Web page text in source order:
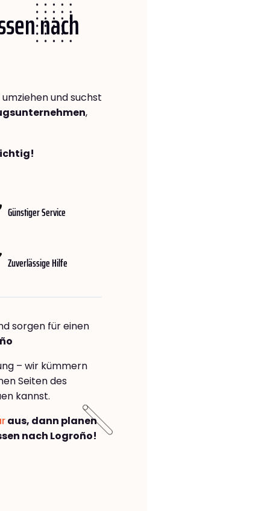
nach
umziehen und suchst
,
Günstiger Service
Zuverlässige Hilfe
sorgen für einen
– wir kümmern
Seiten des
kannst.
aus, dann planen
nach Logroño!